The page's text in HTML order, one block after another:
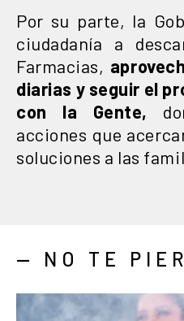
Por su parte, la
ciudadanía a
Farmacias,
diarias y seguir el
con la Gente,
acciones que
soluciones a las
— NO TE